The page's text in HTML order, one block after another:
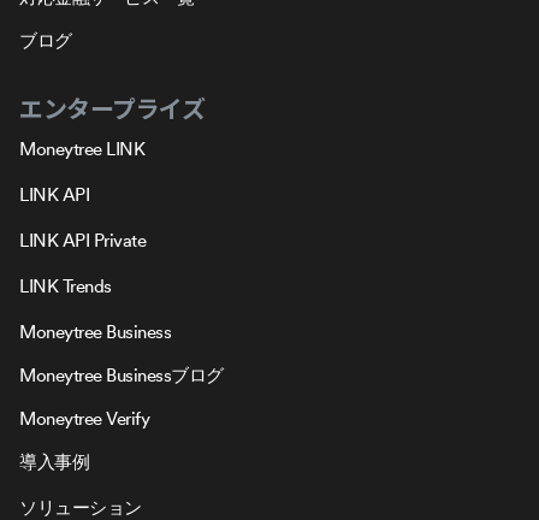
ブログ
エンタープライズ
Moneytree LINK
LINK API
LINK API Private
LINK Trends
Moneytree Business
Moneytree Businessブログ
Moneytree Verify
導入事例
ソリューション